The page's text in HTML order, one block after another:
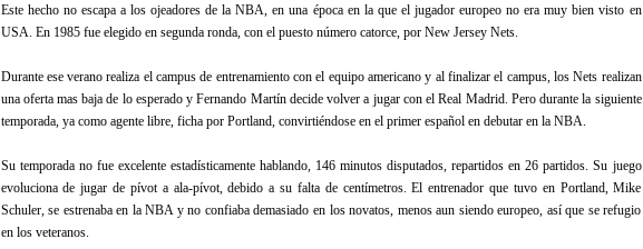
Este hecho no escapa a los ojeadores de la NBA, en una época en la que el jugador europeo no era muy bien visto en
USA. En 1985 fue elegido en segunda ronda, con el puesto número catorce, por New Jersey Nets.
Durante ese verano realiza el campus de entrenamiento con el equipo americano y al finalizar el campus, los Nets realizan
una oferta mas baja de lo esperado y Fernando Martín decide volver a jugar con el Real Madrid. Pero durante la siguiente
temporada, ya como agente libre, ficha por Portland, convirtiéndose en el primer español en debutar en la NBA.
Su temporada no fue excelente estadísticamente hablando, 146 minutos disputados, repartidos en 26 partidos. Su juego
evoluciona de jugar de pívot a ala-pívot, debido a su falta de centímetros. El entrenador que tuvo en Portland, Mike
Schuler, se estrenaba en la NBA y no confiaba demasiado en los novatos, menos aun siendo europeo, así que se refugio
en los veteranos.